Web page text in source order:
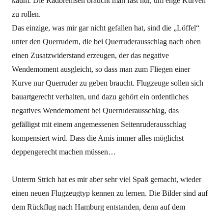
zu rollen.
Das einzige, was mir gar nicht gefallen hat, sind die „Löffel“
unter den Querrudern, die bei Querruderausschlag nach oben
einen Zusatzwiderstand erzeugen, der das negative
Wendemoment ausgleicht, so dass man zum Fliegen einer
Kurve nur Querruder zu geben braucht. Flugzeuge sollen sich
bauartgerecht verhalten, und dazu gehört ein ordentliches
negatives Wendemoment bei Querruderausschlag, das
gefälligst mit einem angemessenen Seitenruderausschlag
kompensiert wird. Dass die Amis immer alles möglichst
deppengerecht machen müssen…
Unterm Strich hat es mir aber sehr viel Spaß gemacht, wieder
einen neuen Flugzeugtyp kennen zu lernen. Die Bilder sind auf
dem Rückflug nach Hamburg entstanden, denn auf dem